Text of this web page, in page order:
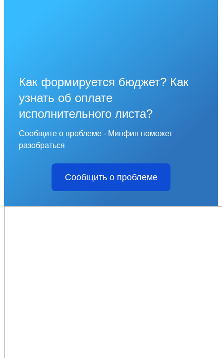
Как формируется бюджет? Как
узнать об оплате
исполнительного листа?
Сообщите о проблеме - Минфин поможет
разобраться
Сообщить о проблеме